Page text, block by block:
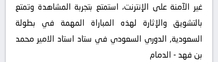
غير الآمنة على الإنترنت، استمتع بتجربة المشاهدة وتمتع
بالتشويق والإثارة لهذه المباراة المهمة في بطولة
السعودية, الدوري السعودي في ستاد استاد الامير محمد
بن فهد - الدمام